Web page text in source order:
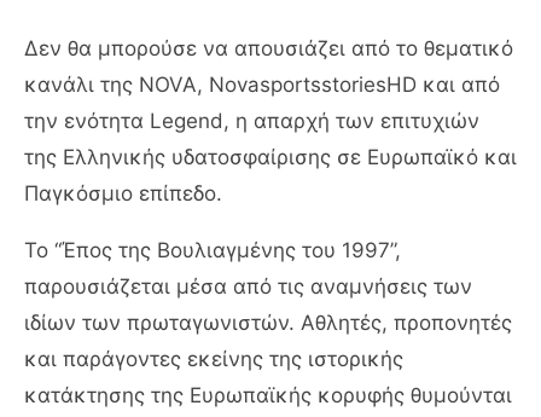
Δεν θα μπορούσε να απουσιάζει από το θεματικό
κανάλι της NOVA, NovasportsstoriesHD και από
την ενότητα Legend, η απαρχή των επιτυχιών
της Ελληνικής υδατοσφαίρισης σε Ευρωπαϊκό και
Παγκόσμιο επίπεδο.
Το “Έπος της Βουλιαγμένης του 1997”,
παρουσιάζεται μέσα από τις αναμνήσεις των
ιδίων των πρωταγωνιστών. Αθλητές, προπονητές
και παράγοντες εκείνης της ιστορικής
κατάκτησης της Ευρωπαϊκής κορυφής θυμούνται